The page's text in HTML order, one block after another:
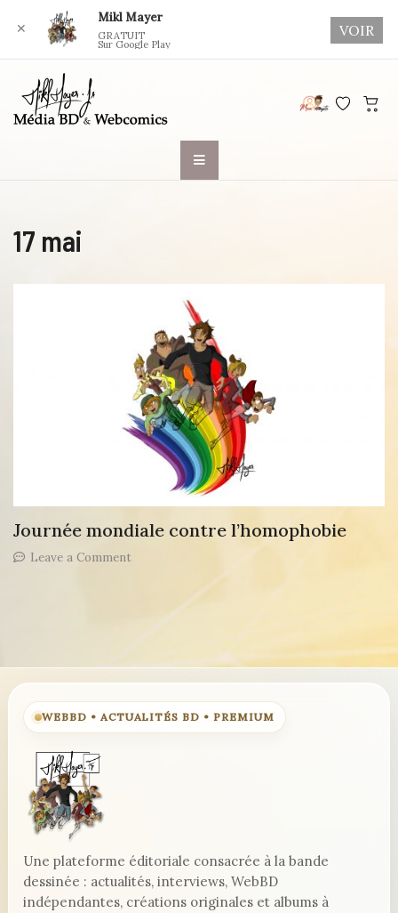
17 mai
Journée mondiale contre l’homophobie
Leave a Commenton
WEBBD • ACTUALITÉS BD • PREMIUM
Une plateforme éditoriale consacrée à la bande
dessinée : actualités, interviews, WebBD
indépendantes, créations originales et albums à
✕
Mikl Mayer
GRATUIT
Sur Google Play
VOIR